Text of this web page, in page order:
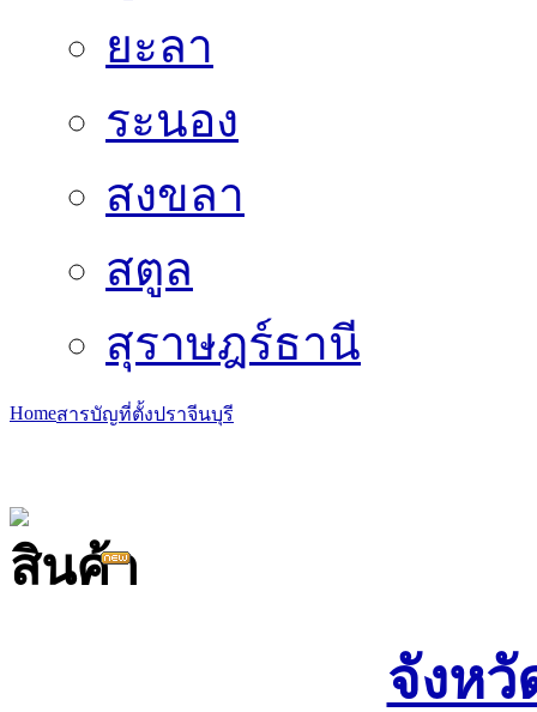
ยะลา
ระนอง
สงขลา
สตูล
สุราษฎร์ธานี
Homeสารบัญที่ตั้งปราจีนบุรี
จังห